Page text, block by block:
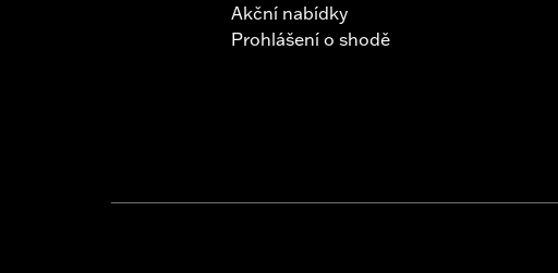
Akční nabídky
Prohlášení o shodě